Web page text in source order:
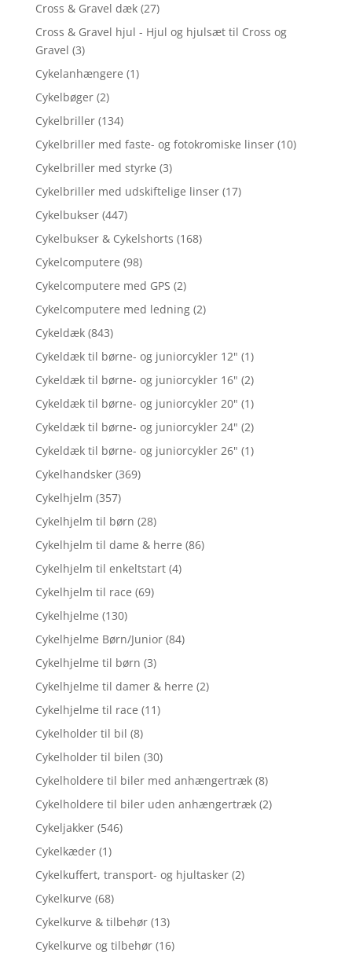
Cross & Gravel dæk (27)
Cross & Gravel hjul - Hjul og hjulsæt til Cross og
Gravel (3)
Cykelanhængere (1)
Cykelbøger (2)
Cykelbriller (134)
Cykelbriller med faste- og fotokromiske linser (10)
Cykelbriller med styrke (3)
Cykelbriller med udskiftelige linser (17)
Cykelbukser (447)
Cykelbukser & Cykelshorts (168)
Cykelcomputere (98)
Cykelcomputere med GPS (2)
Cykelcomputere med ledning (2)
Cykeldæk (843)
Cykeldæk til børne- og juniorcykler 12" (1)
Cykeldæk til børne- og juniorcykler 16" (2)
Cykeldæk til børne- og juniorcykler 20" (1)
Cykeldæk til børne- og juniorcykler 24" (2)
Cykeldæk til børne- og juniorcykler 26" (1)
Cykelhandsker (369)
Cykelhjelm (357)
Cykelhjelm til børn (28)
Cykelhjelm til dame & herre (86)
Cykelhjelm til enkeltstart (4)
Cykelhjelm til race (69)
Cykelhjelme (130)
Cykelhjelme Børn/Junior (84)
Cykelhjelme til børn (3)
Cykelhjelme til damer & herre (2)
Cykelhjelme til race (11)
Cykelholder til bil (8)
Cykelholder til bilen (30)
Cykelholdere til biler med anhængertræk (8)
Cykelholdere til biler uden anhængertræk (2)
Cykeljakker (546)
Cykelkæder (1)
Cykelkuffert, transport- og hjultasker (2)
Cykelkurve (68)
Cykelkurve & tilbehør (13)
Cykelkurve og tilbehør (16)